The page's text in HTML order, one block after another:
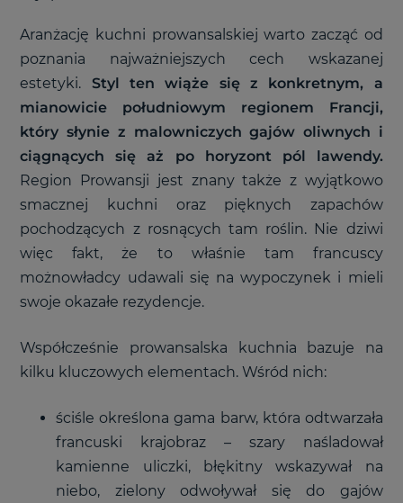
Aranżację kuchni prowansalskiej warto zacząć od
poznania najważniejszych cech wskazanej
estetyki. Styl ten wiąże się z konkretnym, a
mianowicie południowym regionem Francji,
który słynie z malowniczych gajów oliwnych i
ciągnących się aż po horyzont pól lawendy.
Region Prowansji jest znany także z wyjątkowo
smacznej kuchni oraz pięknych zapachów
pochodzących z rosnących tam roślin. Nie dziwi
więc fakt, że to właśnie tam francuscy
możnowładcy udawali się na wypoczynek i mieli
swoje okazałe rezydencje.
Współcześnie prowansalska kuchnia bazuje na
kilku kluczowych elementach. Wśród nich:
ściśle określona gama barw, która odtwarzała
francuski krajobraz – szary naśladował
kamienne uliczki, błękitny wskazywał na
niebo, zielony odwoływał się do gajów